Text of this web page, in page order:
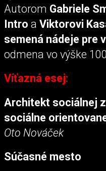
Autorom Gabriele
Intro a Viktorovi
semená nádeje pre
odmena vo výške
Víťazná esej:
Architekt sociálnej
sociálne
Oto Nováček
Súčasné mesto